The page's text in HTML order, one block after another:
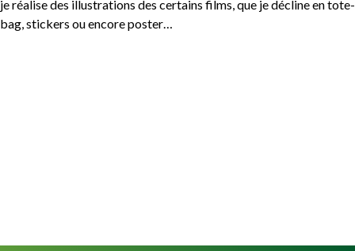
je réalise des illustrations des certains films, que je décline en tote-
bag, stickers ou encore poster…